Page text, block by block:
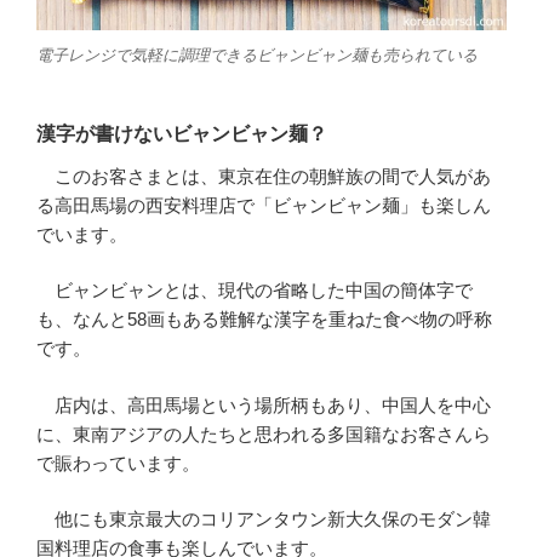
電子レンジで気軽に調理できるビャンビャン麺も売られている
漢字が書けないビャンビャン麺？
このお客さまとは、東京在住の朝鮮族の間で人気があ
る高田馬場の西安料理店で「ビャンビャン麺」も楽しん
でいます。
ビャンビャンとは、現代の省略した中国の簡体字で
も、なんと58画もある難解な漢字を重ねた食べ物の呼称
です。
店内は、高田馬場という場所柄もあり、中国人を中心
に、東南アジアの人たちと思われる多国籍なお客さんら
で賑わっています。
他にも東京最大のコリアンタウン新大久保のモダン韓
国料理店の食事も楽しんでいます。